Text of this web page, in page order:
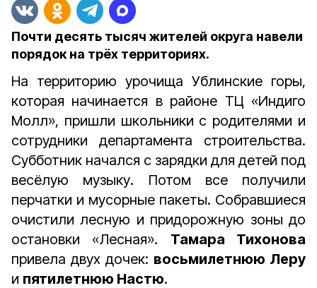
Почти десять тысяч жителей округа навели
порядок на трёх территориях.
На территорию урочища Ублинские горы,
которая начинается в районе ТЦ «Индиго
Молл», пришли школьники с родителями и
сотрудники департамента строительства.
Субботник начался с зарядки для детей под
весёлую музыку. Потом все получили
перчатки и мусорные пакеты. Собравшиеся
очистили лесную и придорожную зоны до
остановки «Лесная». Тамара Тихонова
привела двух дочек: восьмилетнюю Леру
и пятилетнюю Настю.